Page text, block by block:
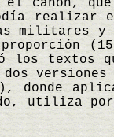
cañón, que
realizar
militares y
los textos
donde
utiliza por